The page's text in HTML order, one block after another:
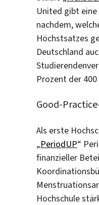
United gibt eine
nachdem,
Höchstsatzes
Deutschland
Prozent der
Good-
Als erste
„PeriodUP“
finanzieller
Hochschule